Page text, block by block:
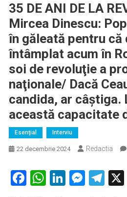
35 DE ANI DE LA
Mircea Dinescu:
în găleată pentru că
întâmplat acum în
soi de revoluţie a
naţionale/ Dacă
candida, ar câştiga.
această capacitate
Esenţial Interviu
22 decembrie 2024 Redactia
Facebook
WhatsApp
LinkedIn